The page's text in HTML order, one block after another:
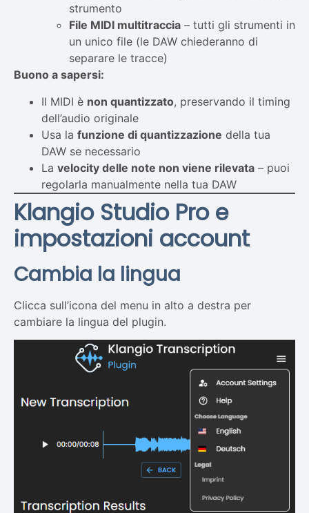
strumento
File MIDI multitraccia – tutti gli strumenti in
un unico file (le DAW chiederanno di
separare le tracce)
Buono a sapersi:
Il MIDI è non quantizzato, preservando il timing
dell’audio originale
Usa la funzione di quantizzazione della tua
DAW se necessario
La velocity delle note non viene rilevata – puoi
regolarla manualmente nella tua DAW
Klangio Studio Pro e
impostazioni account
Cambia la lingua
Clicca sull’icona del menu in alto a destra per
cambiare la lingua del plugin.